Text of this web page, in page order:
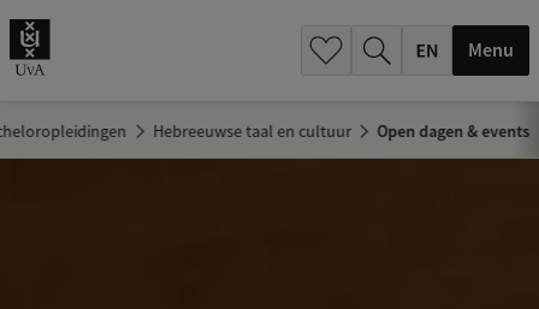
Menu
Hebreeuwse taal en cultuur Open dagen & events